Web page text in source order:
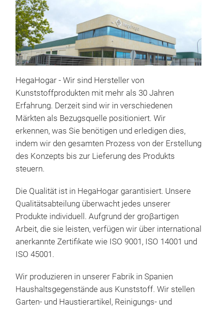
HegaHogar - Wir sind Hersteller von
Kunststoffprodukten mit mehr als 30 Jahren
Erfahrung. Derzeit sind wir in verschiedenen
Märkten als Bezugsquelle positioniert. Wir
erkennen, was Sie benötigen und erledigen dies,
indem wir den gesamten Prozess von der Erstellung
des Konzepts bis zur Lieferung des Produkts
steuern.
Die Qualität ist in HegaHogar garantisiert. Unsere
Qualitätsabteilung überwacht jedes unserer
Produkte individuell. Aufgrund der groβartigen
Arbeit, die sie leisten, verfügen wir über international
anerkannte Zertifikate wie ISO 9001, ISO 14001 und
ISO 45001.
Wir produzieren in unserer Fabrik in Spanien
Haushaltsgegenstände aus Kunststoff. Wir stellen
Garten- und Haustierartikel, Reinigungs- und